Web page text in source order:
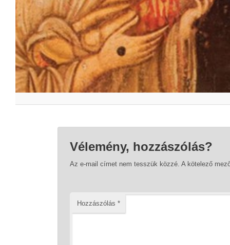
Vélemény, hozzászólás?
Az e-mail címet nem tesszük közzé. A kötelező
Hozzászólás *